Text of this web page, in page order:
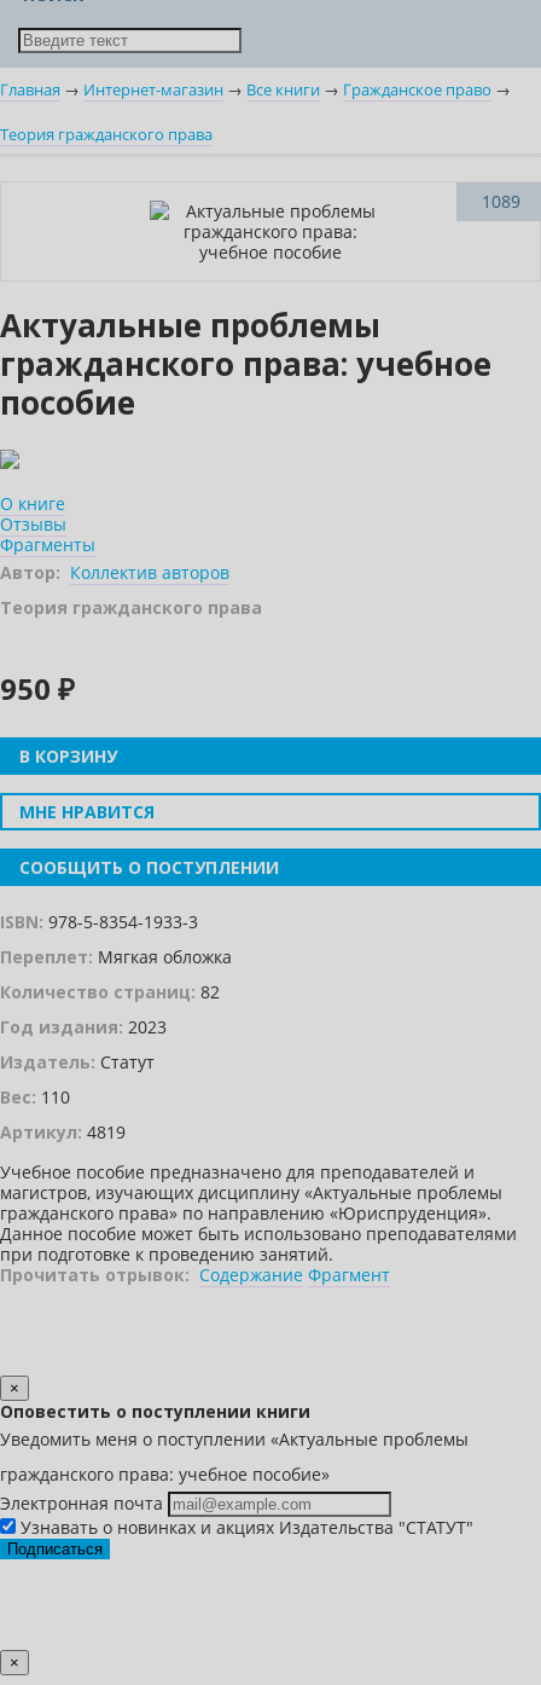
Главная → Интернет-магазин → Все книги → Гражданское право →
Теория гражданского права
1089
Актуальные проблемы
гражданского права: учебное
пособие
О книге
Отзывы
Фрагменты
Автор: Коллектив авторов
Теория гражданского права
950 ₽
В КОРЗИНУ
МНЕ НРАВИТСЯ
СООБЩИТЬ О ПОСТУПЛЕНИИ
ISBN: 978-5-8354-1933-3
Переплет: Мягкая обложка
Количество страниц: 82
Год издания: 2023
Издатель: Статут
Вес: 110
Артикул: 4819
Учебное пособие предназначено для преподавателей и
магистров, изучающих дисциплину «Актуальные проблемы
гражданского права» по направлению «Юриспруденция».
Данное пособие может быть использовано преподавателями
при подготовке к проведению занятий.
Прочитать отрывок: Содержание Фрагмент
×
Оповестить о поступлении книги
Уведомить меня о поступлении «Актуальные проблемы
гражданского права: учебное пособие»
Электронная почта
Узнавать о новинках и акциях Издательства "СТАТУТ"
Подписаться
×